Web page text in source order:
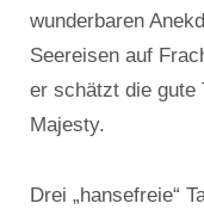
wunderbaren
Seereisen auf
er schätzt die gute
Majesty.
Drei „hansefreie“